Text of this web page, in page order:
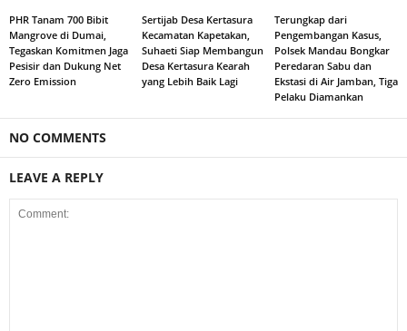
PHR Tanam 700 Bibit
Mangrove di Dumai,
Tegaskan Komitmen Jaga
Pesisir dan Dukung Net
Zero Emission
Sertijab Desa Kertasura
Kecamatan Kapetakan,
Suhaeti Siap Membangun
Desa Kertasura Kearah
yang Lebih Baik Lagi
Terungkap dari
Pengembangan Kasus,
Polsek Mandau Bongkar
Peredaran Sabu dan
Ekstasi di Air Jamban, Tiga
Pelaku Diamankan
NO COMMENTS
LEAVE A REPLY